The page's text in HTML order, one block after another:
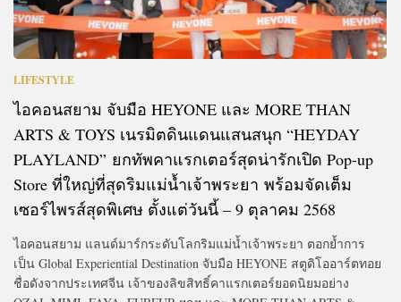
LIFESTYLE
ไอคอนสยาม จับมือ HEYONE และ MORE THAN
ARTS & TOYS เนรมิตดินแดนแสนสนุก “HEYDAY
PLAYLAND” ยกทัพคาแรกเตอร์สุดน่ารักเปิด Pop-up
Store ที่ใหญ่ที่สุดริมแม่น้ำเจ้าพระยา พร้อมจัดเต็ม
เซอร์ไพรส์สุดพิเศษ ตั้งแต่วันนี้ – 9 ตุลาคม 2568
ไอคอนสยาม แลนด์มาร์กระดับโลกริมแม่น้ำเจ้าพระยา ตอกย้ำการ
เป็น Global Experiential Destination จับมือ HEYONE สตูดิโออาร์ตทอย
ชื่อดังจากประเทศจีน เจ้าของลิขสิทธิ์คาแรกเตอร์ยอดนิยมอย่าง